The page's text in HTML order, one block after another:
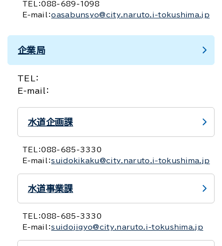
TEL：088-689-1098
E-mail：oasabunsyo@city.naruto.i-tokushima.jp
企業局
TEL：
E-mail：
水道企画課
TEL：088-685-3330
E-mail：suidokikaku@city.naruto.i-tokushima.jp
水道事業課
TEL：088-685-3330
E-mail：suidojigyo@city.naruto.i-tokushima.jp